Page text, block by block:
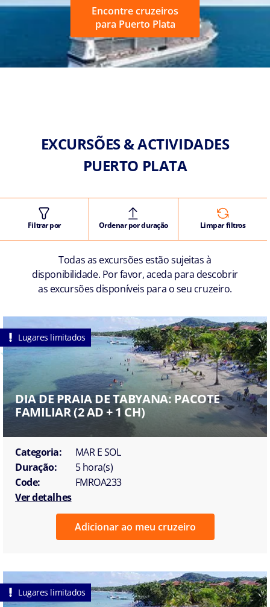
Encontre cruzeiros
para Puerto Plata
EXCURSÕES & ACTIVIDADES
PUERTO PLATA
Filtrar por Ordenar por duração Limpar filtros
Todas as excursões estão sujeitas à
disponibilidade. Por favor, aceda para descobrir
as excursões disponíveis para o seu cruzeiro.
Lugares limitados
DIA DE PRAIA DE TABYANA: PACOTE
FAMILIAR (2 AD + 1 CH)
Categoria:
MAR E SOL
Duração:
5 hora(s)
Code:
FMROA233
Ver detalhes
Adicionar ao meu cruzeiro
Lugares limitados